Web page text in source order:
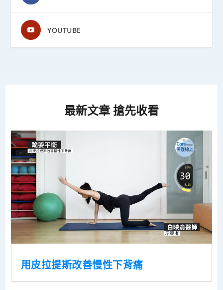
YOUTUBE
最新文章 搶先收看
用皮拉提斯改善慢性下背痛